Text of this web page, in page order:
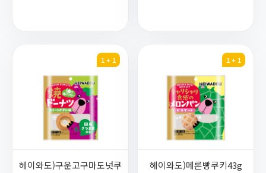
1 + 1
헤이와도)구운고구마도넛쿠
1 + 1
헤이와도)메론빵쿠키43g